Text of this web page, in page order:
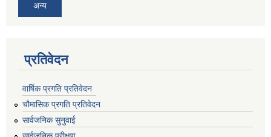
अन्य
प्रतिवेदन
वार्षिक प्रगति प्रतिवेदन
चौमासिक प्रगति प्रतिवेदन
सार्वजनिक सुनुवाई